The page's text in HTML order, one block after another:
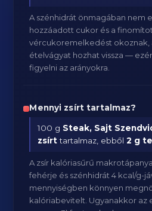
A szénhidrát önmagában nem
hozzáadott cukor és a
vércukoremelkedést okoznak,
ételvágyat hozhat vissza —
figyelni az arányokra.
Mennyi zsírt tartalmaz?
100 g Steak, Sajt
zsírttartalmaz, ebből2 g
A zsír kalóriasűrű
fehérje és szénhidrát 4 kcal/g-
mennyiségben könnyen
kalóriabevitelt. Ugyanakkor az